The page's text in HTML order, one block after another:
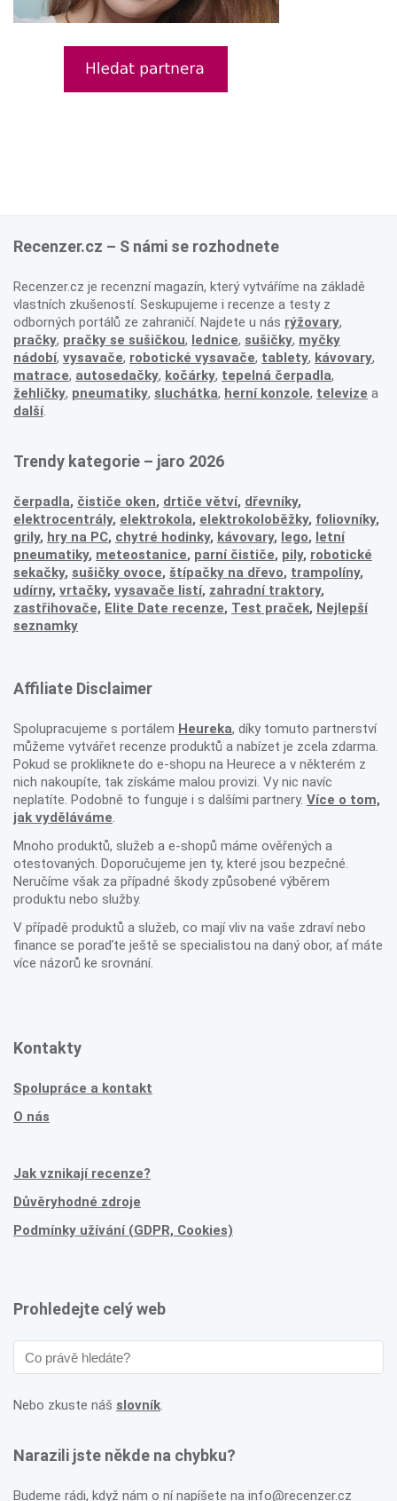
Recenzer.cz – S námi se rozhodnete
Recenzer.cz je recenzní magazín, který vytváříme na základě
vlastních zkušeností. Seskupujeme i recenze a testy z
odborných portálů ze zahraničí. Najdete u nás rýžovary,
pračky, pračky se sušičkou, lednice, sušičky, myčky
nádobí, vysavače, robotické vysavače, tablety, kávovary,
matrace, autosedačky, kočárky, tepelná čerpadla,
žehličky, pneumatiky, sluchátka, herní konzole, televize a
další.
Trendy kategorie – jaro 2026
čerpadla, čističe oken, drtiče větví, dřevníky,
elektrocentrály, elektrokola, elektrokoloběžky, foliovníky,
grily, hry na PC, chytré hodinky, kávovary, lego, letní
pneumatiky, meteostanice, parní čističe, pily, robotické
sekačky, sušičky ovoce, štípačky na dřevo, trampolíny,
udírny, vrtačky, vysavače listí, zahradní traktory,
zastřihovače, Elite Date recenze, Test praček, Nejlepší
seznamky
Affiliate Disclaimer
Spolupracujeme s portálem Heureka, díky tomuto partnerství
můžeme vytvářet recenze produktů a nabízet je zcela zdarma.
Pokud se prokliknete do e-shopu na Heurece a v některém z
nich nakoupíte, tak získáme malou provizi. Vy nic navíc
neplatíte. Podobně to funguje i s dalšími partnery. Více o tom,
jak vyděláváme.
Mnoho produktů, služeb a e-shopů máme ověřených a
otestovaných. Doporučujeme jen ty, které jsou bezpečné.
Neručíme však za případné škody způsobené výběrem
produktu nebo služby.
V případě produktů a služeb, co mají vliv na vaše zdraví nebo
finance se poraďte ještě se specialistou na daný obor, ať máte
více názorů ke srovnání.
Kontakty
Spolupráce a kontakt
O nás
Jak vznikají recenze?
Důvěryhodné zdroje
Podmínky užívání (GDPR, Cookies)
Prohledejte celý web
Nebo zkuste náš slovník.
Narazili jste někde na chybku?
Budeme rádi, když nám o ní napíšete na info@recenzer.cz